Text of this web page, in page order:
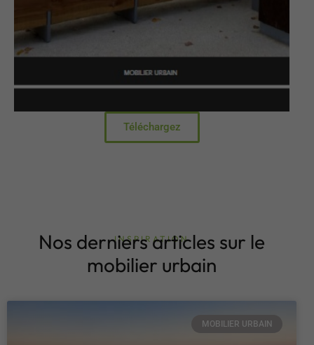
Téléchargez
INSPIRATION
Nos derniers articles sur le
mobilier urbain
MOBILIER URBAIN